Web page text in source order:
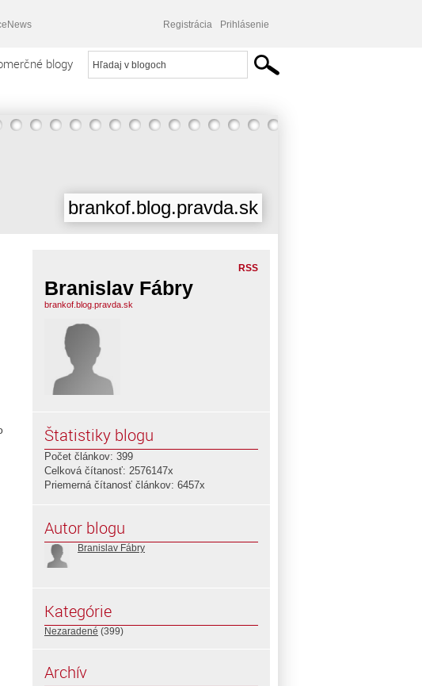
Registrácia Prihlásenie
blogy
brankof.blog.pravda.sk
RSS
Branislav Fábry
brankof.blog.pravda.sk
Štatistiky blogu
Počet článkov: 399
Celková čítanosť: 2576147x
Priemerná čítanosť článkov: 6457x
Autor blogu
Branislav Fábry
Kategórie
Nezaradené (399)
Archív